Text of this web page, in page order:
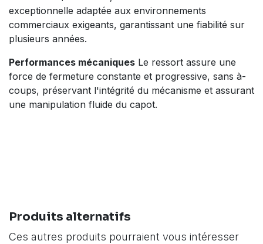
exceptionnelle adaptée aux environnements
commerciaux exigeants, garantissant une fiabilité sur
plusieurs années.
Performances mécaniques Le ressort assure une
force de fermeture constante et progressive, sans à-
coups, préservant l'intégrité du mécanisme et assurant
une manipulation fluide du capot.
Produits alternatifs
Ces autres produits pourraient vous intéresser